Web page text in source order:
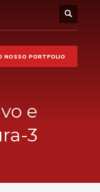
NOSSO PORTFOLIO
e
3